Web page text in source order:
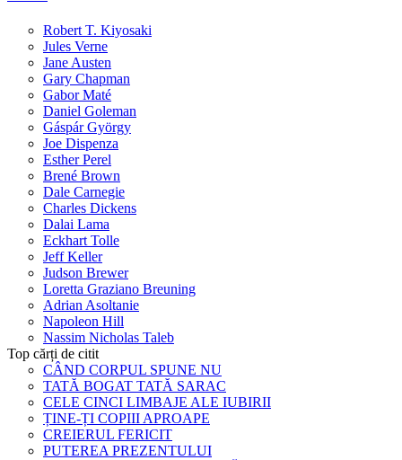
Robert T. Kiyosaki
Jules Verne
Jane Austen
Gary Chapman
Gabor Maté
Daniel Goleman
Gáspár György
Joe Dispenza
Esther Perel
Brené Brown
Dale Carnegie
Charles Dickens
Dalai Lama
Eckhart Tolle
Jeff Keller
Judson Brewer
Loretta Graziano Breuning
Adrian Asoltanie
Napoleon Hill
Nassim Nicholas Taleb
Top cărți de citit
CÂND CORPUL SPUNE NU
TATĂ BOGAT TATĂ SARAC
CELE CINCI LIMBAJE ALE IUBIRII
ȚINE-ȚI COPIII APROAPE
CREIERUL FERICIT
PUTEREA PREZENTULUI